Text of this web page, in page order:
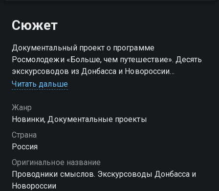
Сюжет
Документальный проект о программе
Росмолодежи «Больше, чем путешествие». Десять
экскурсоводов из Донбасса и Новороссии
презентуют свой край и знакомят зрителей со
студийную беседу и подготовленные участниками
видеосюжеты.
Посмотреть онлайн 1 сезон сериала Проводники
можете совершенно бесплатно в хорошем HD
качестве на Смотрёшке
Читать дальше
Жанр
Новинки, Документальные проекты
Страна
Россия
Оригинальное название
Проводники смыслов. Экскурсоводы Донбасса и
Новороссии